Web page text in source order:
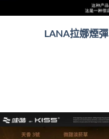
LANA拉娜煙彈